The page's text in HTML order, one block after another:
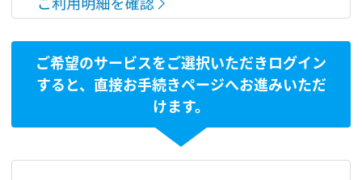
ご希望のサービスをご選択いただきログイン
すると、直接お手続きページへお進みいただ
けます。